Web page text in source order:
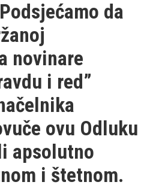
da
novinare
i red”
ovu Odluku
apsolutno
i štetnom.